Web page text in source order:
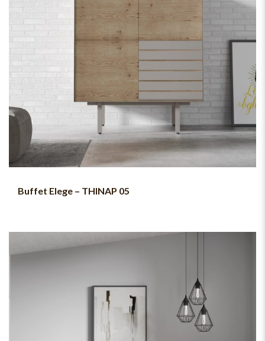
Buffet Elege – THINAP 05